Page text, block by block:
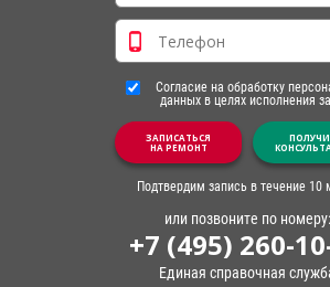
Согласие на обработку
данных в целях исполнения
ЗАПИСАТЬСЯ
НА РЕМОНТ
Подтвердим запись в течение 10
или позвоните по номеру:
+7 (495) 260-
Единая справочная